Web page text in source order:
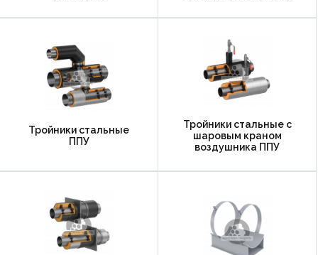
Тройники стальные
ППУ
Тройники стальные с
шаровым краном
воздушника ППУ